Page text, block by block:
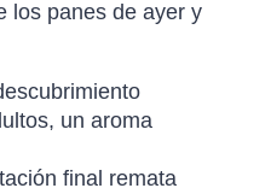
los panes de ayer y
un aroma
final remata